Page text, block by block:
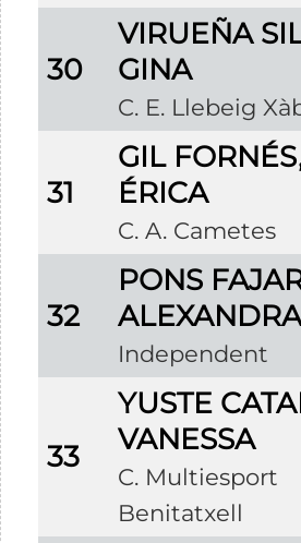
30
VIRUEÑA
GINA
C. E. Llebeig
31
GIL
ÉRICA
C. A. Cametes
32
PONS
Independent
33
YUSTE
VANESSA
C. Multiesport
Benitatxell